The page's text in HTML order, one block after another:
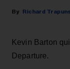
Richard
Kevin Barton
Departure.